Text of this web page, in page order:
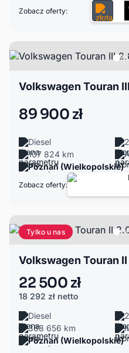
Zobacz oferty:
Volkswagen Touran
89 900 zł
Diesel
107 824 km
Poznań (Wielkopolskie)
Zobacz oferty:
Tylko u nas
Volkswagen Touran
22 500 zł
18 292 zł netto
Diesel
388 656 km
Poznań (Wielkopolskie)